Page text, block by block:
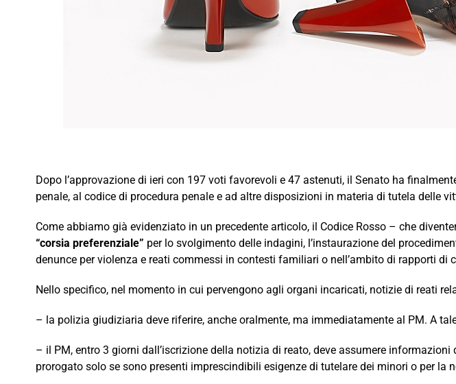
Dopo l’approvazione di ieri con 197 voti favorevoli e 47 astenuti, il Senato ha
penale, al codice di procedura penale e ad altre disposizioni in materia di tutela delle
Come abbiamo già evidenziato in un precedente articolo, il Codice Rosso – che
“corsia preferenziale” per lo svolgimento delle indagini, l’instaurazione del
denunce per violenza e reati commessi in contesti familiari o nell’ambito di rapporti di
Nello specifico, nel momento in cui pervengono agli organi incaricati, notizie di reati
– la polizia giudiziaria deve riferire, anche oralmente, ma immediatamente al PM. A
– il PM, entro 3 giorni dall’iscrizione della notizia di reato, deve assumere
prorogato solo se sono presenti imprescindibili esigenze di tutelare dei minori o per la